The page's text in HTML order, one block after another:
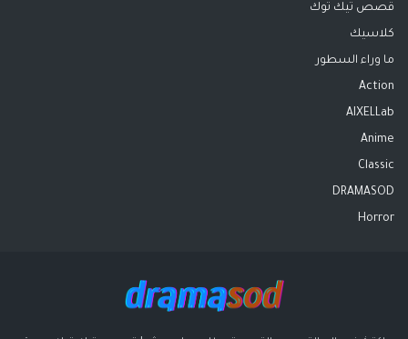
قصص تيك توك
كلاسيك
ما وراء السطور
Action
AIXELLab
Anime
Classic
DRAMASOD
Horror